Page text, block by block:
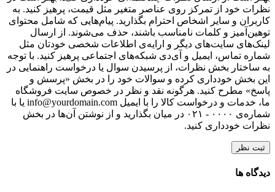
نظرات خود از تمرکز روی عناصر متغیر مثل قیمت، پرهیز کنید. به
کاربران و سایر اشخاص احترام بگذارید. پیام‌هایی که شامل محتوای
توهین‌آمیز و کلمات نامناسب باشند، حذف می‌شوند. از ارسال
لینک‌های سایت‌های دیگر و ارایه‌ی اطلاعات شخصی خودتان مثل
شماره تماس، ایمیل و آی‌دی شبکه‌های اجتماعی پرهیز کنید. با توجه
به ساختار بخش نظرات، از پرسیدن سوال یا درخواست راهنمایی در
این بخش خودداری کرده و سوالات خود را در بخش «پرسش و
پاسخ» مطرح کنید. هرگونه نقد و نظر در خصوص سایت فروشگاه
ما، خدمات و درخواست کالا را با ایمیل info@yourdomain.com یا با
شماره‌ی ۰۰۰۰ - ۰۲۱ در میان بگذارید و از نوشتن آن‌ها در بخش
نظرات خودداری کنید.
ثبت نظر
دیدگاه ها